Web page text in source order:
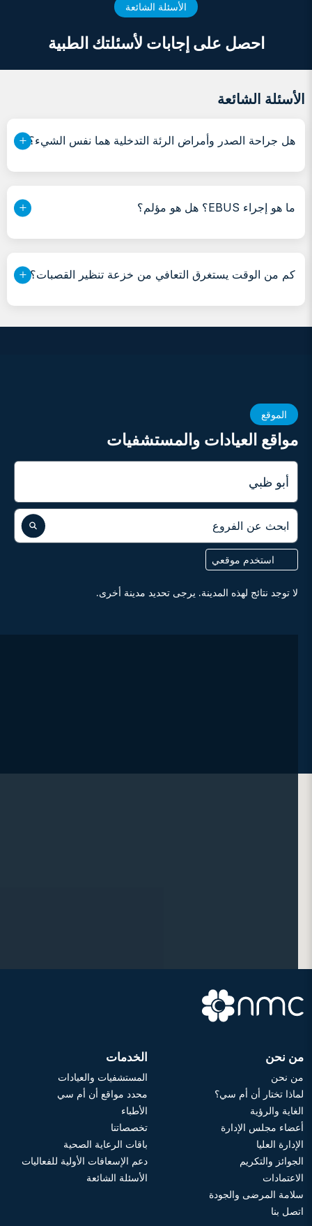
الأسئلة الشائعة
احصل على إجابات لأسئلتك الطبية
الأسئلة الشائعة
هل جراحة الصدر وأمراض الرئة التدخلية هما نفس الشيء؟
ما هو إجراء EBUS؟ هل هو مؤلم؟
كم من الوقت يستغرق التعافي من خزعة تنظير القصبات؟
الموقع
مواقع العيادات والمستشفيات
المدينة
ابحث عن الفروع
استخدم موقعي
لا توجد نتائج لهذه المدينة. يرجى تحديد مدينة أخرى.
من نحن
من نحن
لماذا تختار أن أم سي؟
الغاية والرؤية
أعضاء مجلس الإدارة
الإدارة العليا
الجوائز والتكريم
الاعتمادات
سلامة المرضى والجودة
اتصل بنا
الخدمات
المستشفيات والعيادات
محدد مواقع أن أم سي
الأطباء
تخصصاتنا
باقات الرعاية الصحية
دعم الإسعافات الأولية للفعاليات
الأسئلة الشائعة